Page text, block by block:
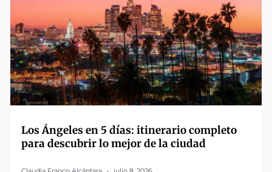
Los Ángeles en 5 días: itinerario completo
para descubrir lo mejor de la ciudad